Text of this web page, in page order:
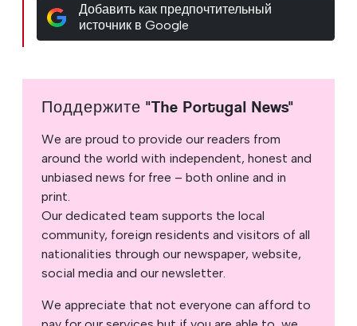
Добавить как предпочтительный
источник в Google
Поддержите "The Portugal News"
We are proud to provide our readers from
around the world with independent, honest and
unbiased news for free – both online and in
print.
Our dedicated team supports the local
community, foreign residents and visitors of all
nationalities through our newspaper, website,
social media and our newsletter.
We appreciate that not everyone can afford to